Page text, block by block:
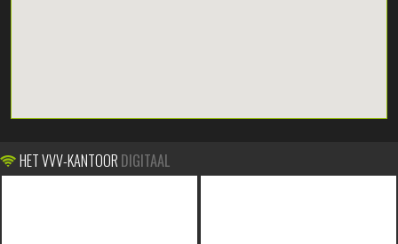
HET VVV-KANTOOR DIGITAAL